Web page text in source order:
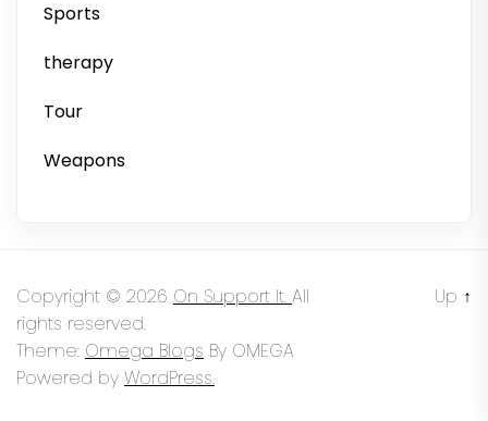
Sports
therapy
Tour
Weapons
Copyright © 2026 On Support It. All
rights reserved.
Theme: Omega Blogs By OMEGA
Powered by WordPress.
Up ↑